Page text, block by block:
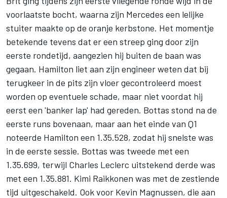
voorlaatste bocht, waarna zijn Mercedes een lelijke
stuiter maakte op de oranje kerbstone. Het momentje
betekende tevens dat er een streep ging door zijn
eerste rondetijd, aangezien hij buiten de baan was
gegaan. Hamilton liet aan zijn engineer weten dat bij
terugkeer in de pits zijn vloer gecontroleerd moest
worden op eventuele schade, maar niet voordat hij
eerst een 'banker lap' had gereden. Bottas stond na de
eerste runs bovenaan, maar aan het einde van Q1
noteerde Hamilton een 1.35.528, zodat hij snelste was
in de eerste sessie. Bottas was tweede met een
1.35.699, terwijl Charles Leclerc uitstekend derde was
met een 1.35.881. Kimi Raikkonen was met de zestiende
tijd uitgeschakeld. Ook voor Kevin Magnussen, die aan